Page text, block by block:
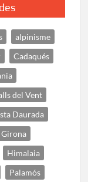
alpinisme
Cadaqués
del Vent
Daurada
Girona
Himalaia
Palamós